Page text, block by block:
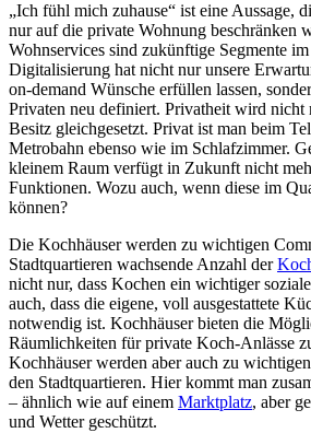
„Ich fühl mich zuhause“ ist eine Aussage,
nur auf die private Wohnung beschränken
Wohnservices sind zukünftige Segmente
Digitalisierung hat nicht nur unsere
on-demand Wünsche erfüllen lassen,
Privaten neu definiert. Privatheit wird nicht
Besitz gleichgesetzt. Privat ist man beim
Metrobahn ebenso wie im Schlafzimmer.
kleinem Raum verfügt in Zukunft nicht
Funktionen. Wozu auch, wenn diese im
können?
Die Kochhäuser werden zu wichtigen
Stadtquartieren wachsende Anzahl der
nicht nur, dass Kochen ein wichtiger
auch, dass die eigene, voll ausgestattete
notwendig ist. Kochhäuser bieten die
Räumlichkeiten für private Koch-Anlässe
Kochhäuser werden aber auch zu wichtigen
den Stadtquartieren. Hier kommt man
– ähnlich wie auf einem Marktplatz, aber
und Wetter geschützt.